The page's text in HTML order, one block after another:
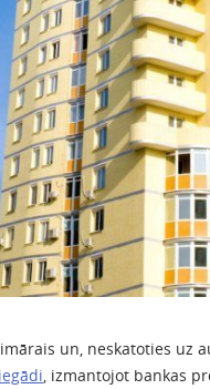
un, neskatoties uz
iegādi, izmantojot bankas